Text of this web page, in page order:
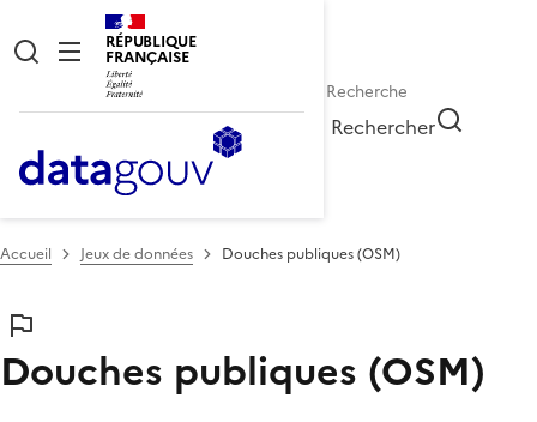
RÉPUBLIQUE
FRANÇAISE
Rechercher
Accueil Jeux de données Douches publiques (OSM)
Douches publiques (OSM)